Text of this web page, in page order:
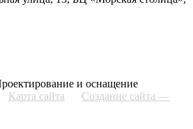
и оснащение
Карта сайта
Создание сайта —